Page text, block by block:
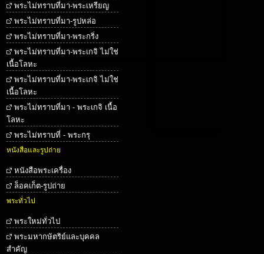
พระไม่ทราบที่มา-พระเหรียญ
พระไม่ทราบที่มา-รูปหล่อ
พระไม่ทราบที่มา-พระกริ่ง
พระไม่ทราบที่มา-พระเกจิ ไม่ใช่
เนื้อโลหะ
พระไม่ทราบที่มา-พระเกจิ ไม่ใช่
เนื้อโลหะ
พระไม่ทราบที่มา - พระเกจิ เนื้อ
โลหะ
พระไม่ทราบที่ - พระกรุ
หนังสือและรูปถ่าย
หนังสือพระเครื่อง
ล็อคเก็ต-รูปถ่าย
พระทั่วไป
พระใหม่ทั่วไป
พระมหากษัตริย์และบุคคล
สำคัญ